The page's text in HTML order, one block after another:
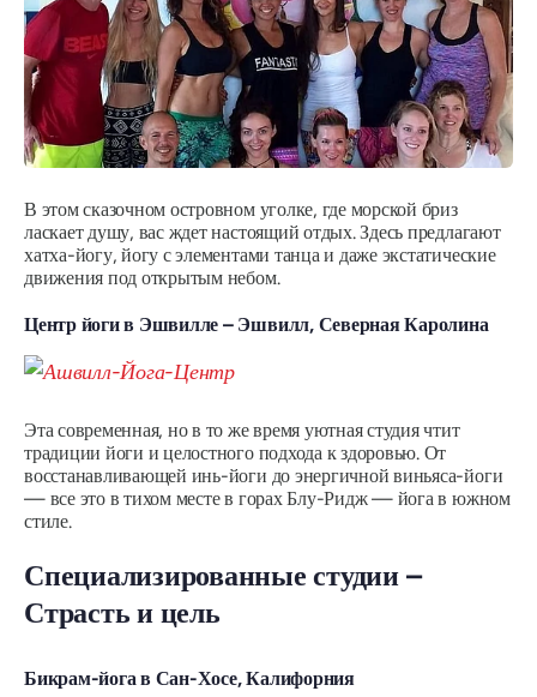
В этом сказочном островном уголке, где морской бриз
ласкает душу, вас ждет настоящий отдых. Здесь предлагают
хатха-йогу, йогу с элементами танца и даже экстатические
движения под открытым небом.
Центр йоги в Эшвилле – Эшвилл, Северная Каролина
Эта современная, но в то же время уютная студия чтит
традиции йоги и целостного подхода к здоровью. От
восстанавливающей инь-йоги до энергичной виньяса-йоги
— все это в тихом месте в горах Блу-Ридж — йога в южном
стиле.
Специализированные студии –
Страсть и цель
Бикрам-йога в Сан-Хосе, Калифорния